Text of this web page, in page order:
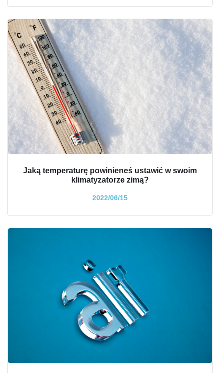
Jaką temperaturę powinieneś ustawić w swoim
klimatyzatorze zimą?
2022/06/15